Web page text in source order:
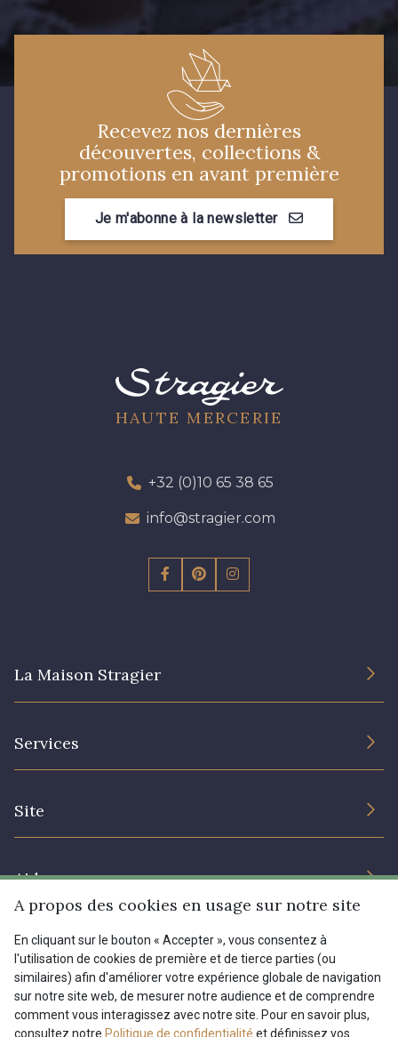
Recevez nos dernières
découvertes, collections &
promotions en avant première
Je m'abonne à la newsletter
HAUTE MERCERIE
+32 (0)10 65 38 65
info@stragier.com
La Maison Stragier
Services
Site
Prix réduits
Aide
Livraison : France, Belgique, International
Retours & réclamations
FAQ - Questions fréquentes
Modes de paiements
Menu
Tous nos tissus
FR EN
A propos des cookies en usage sur notre site
En cliquant sur le bouton « Accepter », vous consentez à
l'utilisation de cookies de première et de tierce parties (ou
similaires) afin d'améliorer votre expérience globale de navigation
sur notre site web, de mesurer notre audience et de comprendre
comment vous interagissez avec notre site. Pour en savoir plus,
consultez notre Politique de confidentialité et définissez vos